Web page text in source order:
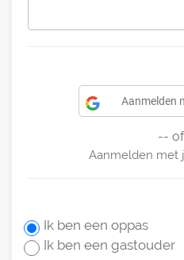
Aanmelden
--
Aanmelden met
Ik ben een oppas
Ik ben een gastouder